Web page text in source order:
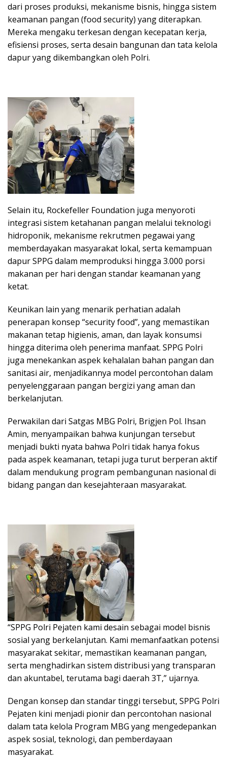
dari proses produksi, mekanisme bisnis, hingga sistem
keamanan pangan (food security) yang diterapkan.
Mereka mengaku terkesan dengan kecepatan kerja,
efisiensi proses, serta desain bangunan dan tata kelola
dapur yang dikembangkan oleh Polri.
Selain itu, Rockefeller Foundation juga menyoroti
integrasi sistem ketahanan pangan melalui teknologi
hidroponik, mekanisme rekrutmen pegawai yang
memberdayakan masyarakat lokal, serta kemampuan
dapur SPPG dalam memproduksi hingga 3.000 porsi
makanan per hari dengan standar keamanan yang
ketat.
Keunikan lain yang menarik perhatian adalah
penerapan konsep “security food”, yang memastikan
makanan tetap higienis, aman, dan layak konsumsi
hingga diterima oleh penerima manfaat. SPPG Polri
juga menekankan aspek kehalalan bahan pangan dan
sanitasi air, menjadikannya model percontohan dalam
penyelenggaraan pangan bergizi yang aman dan
berkelanjutan.
Perwakilan dari Satgas MBG Polri, Brigjen Pol. Ihsan
Amin, menyampaikan bahwa kunjungan tersebut
menjadi bukti nyata bahwa Polri tidak hanya fokus
pada aspek keamanan, tetapi juga turut berperan aktif
dalam mendukung program pembangunan nasional di
bidang pangan dan kesejahteraan masyarakat.
“SPPG Polri Pejaten kami desain sebagai model bisnis
sosial yang berkelanjutan. Kami memanfaatkan potensi
masyarakat sekitar, memastikan keamanan pangan,
serta menghadirkan sistem distribusi yang transparan
dan akuntabel, terutama bagi daerah 3T,” ujarnya.
Dengan konsep dan standar tinggi tersebut, SPPG Polri
Pejaten kini menjadi pionir dan percontohan nasional
dalam tata kelola Program MBG yang mengedepankan
aspek sosial, teknologi, dan pemberdayaan
masyarakat.